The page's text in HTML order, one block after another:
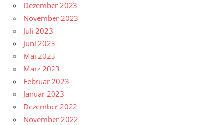
Dezember 2023
November 2023
Juli 2023
Juni 2023
Mai 2023
März 2023
Februar 2023
Januar 2023
Dezember 2022
November 2022